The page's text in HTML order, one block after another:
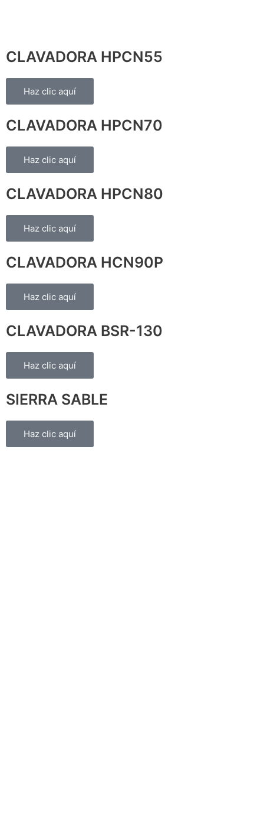
CLAVADORA HPCN55
Haz clic aquí
CLAVADORA HPCN70
Haz clic aquí
CLAVADORA HPCN80
Haz clic aquí
CLAVADORA HCN90P
Haz clic aquí
CLAVADORA BSR-130
Haz clic aquí
SIERRA SABLE
Haz clic aquí